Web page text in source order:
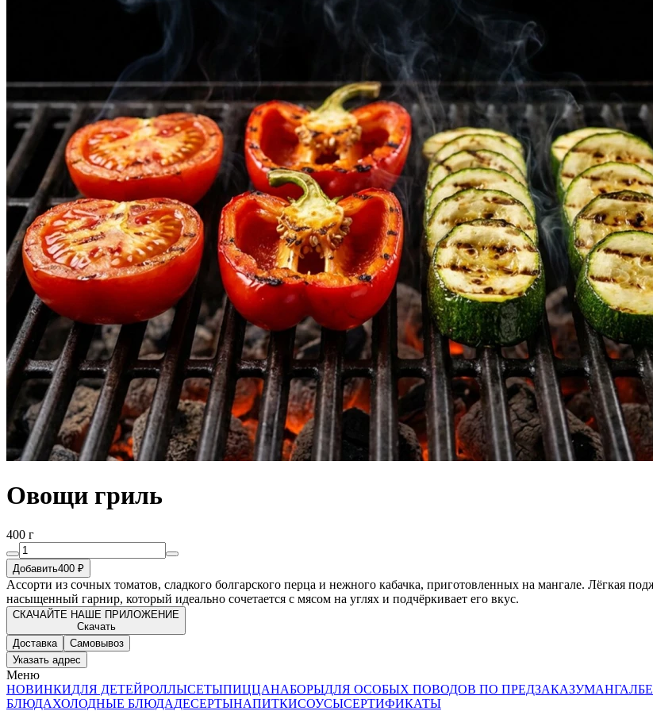
Овощи гриль
400 г
Добавить400 ₽
Ассорти из сочных томатов, сладкого болгарского перца и нежного кабачка, приготовленных на мангале. Лёгкая
насыщенный гарнир, который идеально сочетается с мясом на углях и подчёркивает его вкус.
СКАЧАЙТЕ НАШЕ ПРИЛОЖЕНИЕ
Скачать
Доставка
Самовывоз
Указать адрес
Меню
НОВИНКИДЛЯ ДЕТЕЙРОЛЛЫСЕТЫПИЦЦАНАБОРЫДЛЯ ОСОБЫХ ПОВОДОВ ПО ПРЕДЗАКАЗУМАНГАЛ
БЛЮДАХОЛОДНЫЕ БЛЮДАДЕСЕРТЫНАПИТКИСОУСЫСЕРТИФИКАТЫ